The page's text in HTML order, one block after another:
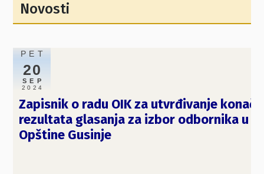
Novosti
PET
20
SEP
2024
Zapisnik o radu OIK za utvrđivanje
rezultata glasanja za izbor odbornika u
Opštine Gusinje